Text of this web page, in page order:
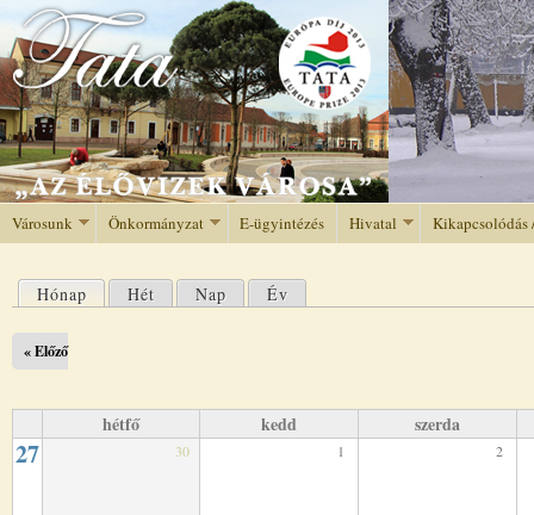
Jump to navigation
Városunk Önkormányzat E-ügyintézés Hivatal Kikapcsolódás
Elsődleges fülek
Hónap (aktív fül)
Hét Nap Év
« Előző
hétfő kedd szerda
27 30 1 2